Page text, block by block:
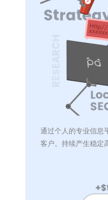
通过个人的专业信息
客户。持续产生稳定